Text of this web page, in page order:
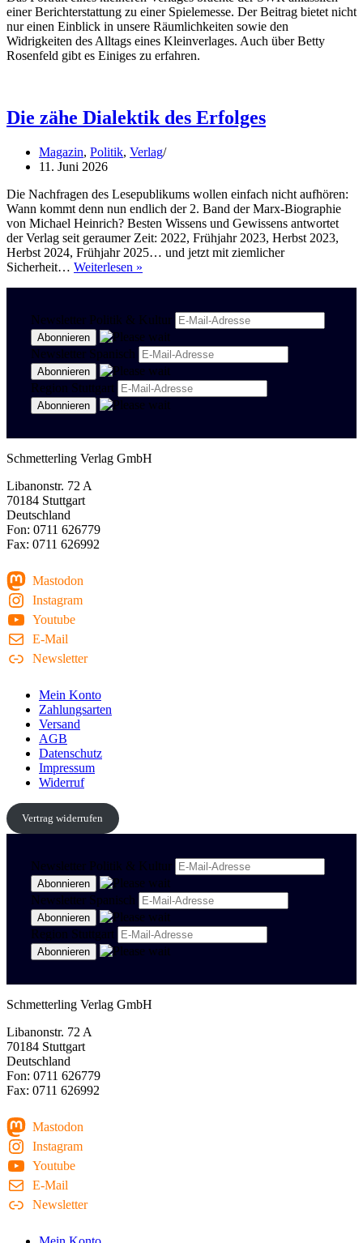
einer Berichterstattung zu einer Spielemesse. Der Beitrag bietet nicht
nur einen Einblick in unsere Räumlichkeiten sowie den
Widrigkeiten des Alltags eines Kleinverlages. Auch über Betty
Rosenfeld gibt es Einiges zu erfahren.
Die zähe Dialektik des Erfolges
Magazin, Politik, Verlag
11. Juni 2026
Die Nachfragen des Lesepublikums wollen einfach nicht aufhören:
Wann kommt denn nun endlich der 2. Band der Marx-Biographie
von Michael Heinrich? Besten Wissens und Gewissens antwortet
der Verlag seit geraumer Zeit: 2022, Frühjahr 2023, Herbst 2023,
Herbst 2024, Frühjahr 2025… und jetzt mit ziemlicher
Sicherheit… Weiterlesen »
Erfolges
Newsletter Politik & Kultur
Newsletter Spanisch
Region Stuttgart
Schmetterling Verlag GmbH
Libanonstr. 72 A
70184 Stuttgart
Deutschland
Fon: 0711 626779
Fax: 0711 626992
Mastodon
Instagram
Youtube
E-Mail
Newsletter
Mein Konto
Zahlungsarten
Versand
AGB
Datenschutz
Impressum
Widerruf
Vertrag widerrufen
Newsletter Politik & Kultur
Newsletter Spanisch
Region Stuttgart
Schmetterling Verlag GmbH
Libanonstr. 72 A
70184 Stuttgart
Deutschland
Fon: 0711 626779
Fax: 0711 626992
Mastodon
Instagram
Youtube
E-Mail
Newsletter